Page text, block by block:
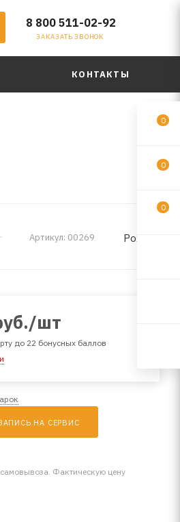
8 800 511-02-92
ЗАКАЗАТЬ ЗВОНОК
КОНТАКТЫ
Артикул: 00269 Poxipol
/шт
до 22 бонусных баллов
НА СЕРВИС
Фактическую цену
0
0
0